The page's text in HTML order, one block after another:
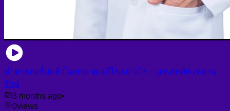
ทำตาสองชั้นแล้วไม่สวย จะแก้ไขอย่างไร – นพ.สหทัศ เหตานุ
รักษ์
3 months ago•
0views